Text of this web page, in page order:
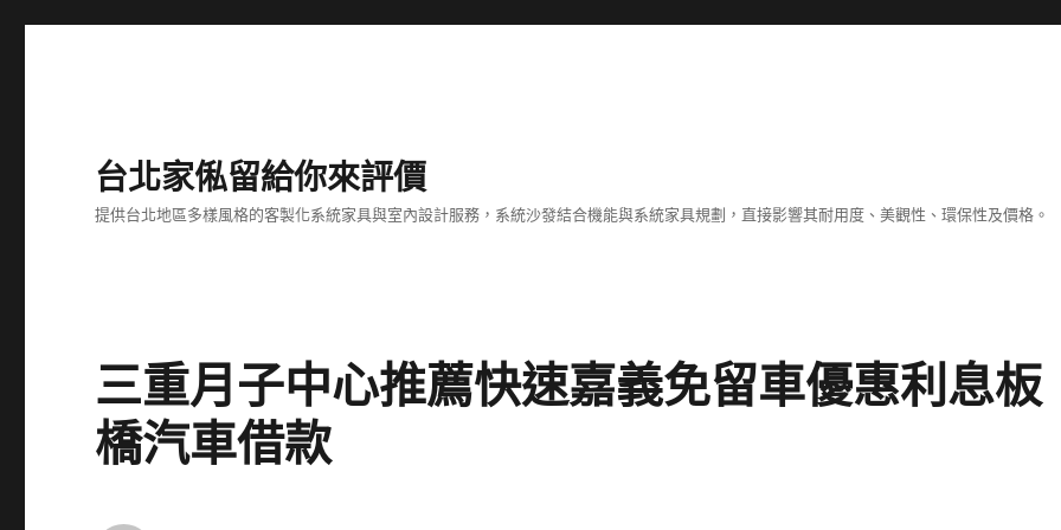
台北家俬留給你來評價
提供台北地區多樣風格的客製化系統家具與室內設計服務，系統沙發結合機能與系統家具規劃，直接影響其耐用度、美觀性、環保性及價格。
三重月子中心推薦快速嘉義免留車優惠利息板
橋汽車借款